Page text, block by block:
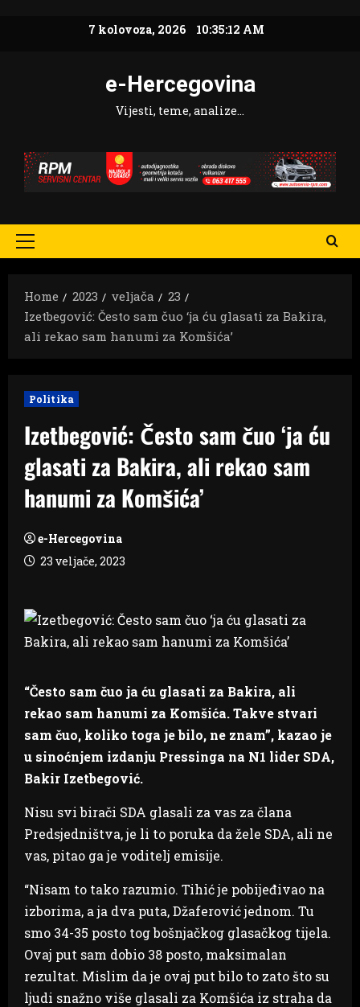
7 kolovoza, 2026 10:35:13 AM
e-Hercegovina
Vijesti, teme, analize…
Primary
Home
2023 veljača
23
Izetbegović: Često sam čuo ‘ja ću glasati za Bakira,
ali rekao sam hanumi za Komšića’
Politika
Izetbegović: Često sam čuo ‘ja ću
glasati za Bakira, ali rekao sam
hanumi za Komšića’
e-Hercegovina
23 veljače, 2023
“Često sam čuo ja ću glasati za Bakira, ali
rekao sam hanumi za Komšića. Takve stvari
sam čuo, koliko toga je bilo, ne znam”, kazao je
u sinoćnjem izdanju Pressinga na N1 lider SDA,
Bakir Izetbegović.
Nisu svi birači SDA glasali za vas za člana
Predsjedništva, je li to poruka da žele SDA, ali ne
vas, pitao ga je voditelj emisije.
“Nisam to tako razumio. Tihić je pobijeđivao na
izborima, a ja dva puta, Džaferović jednom. Tu
smo 34-35 posto tog bošnjačkog glasačkog tijela.
Ovaj put sam dobio 38 posto, maksimalan
rezultat. Mislim da je ovaj put bilo to zato što su
ljudi snažno više glasali za Komšića iz straha da